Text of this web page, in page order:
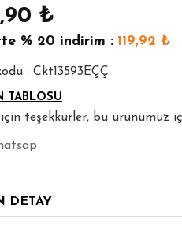
₺
% 20 indirim : 119,92 ₺
: Ckt13593EÇÇ
TABLOSU
için teşekkürler, bu ürünümüz
DETAY